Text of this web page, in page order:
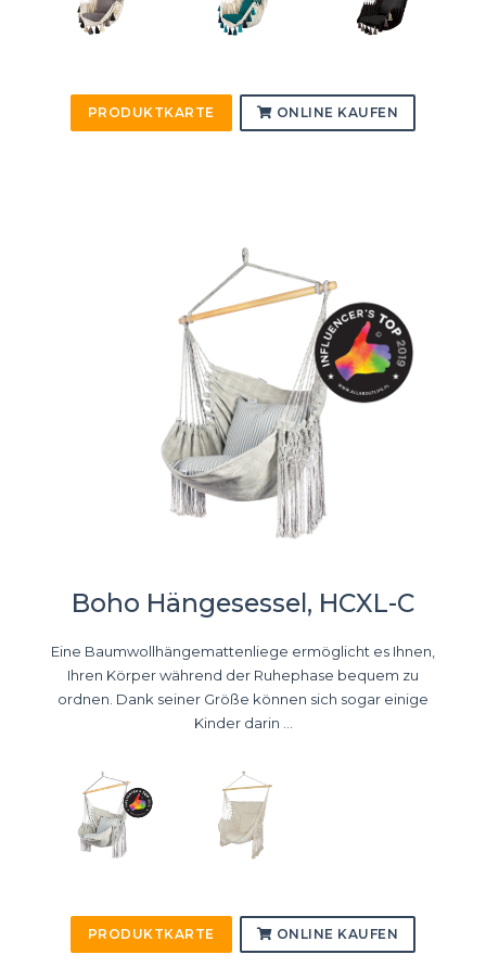
PRODUKTKARTE ONLINE KAUFEN
Boho Hängesessel, HCXL-C
Eine Baumwollhängemattenliege ermöglicht es Ihnen,
Ihren Körper während der Ruhephase bequem zu
ordnen. Dank seiner Größe können sich sogar einige
Kinder darin ...
PRODUKTKARTE ONLINE KAUFEN